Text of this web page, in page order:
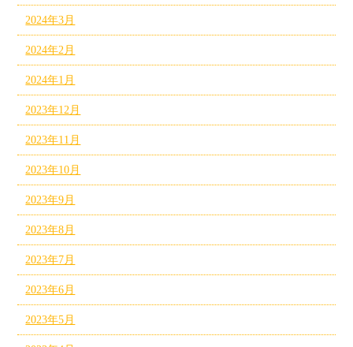
2024年3月
2024年2月
2024年1月
2023年12月
2023年11月
2023年10月
2023年9月
2023年8月
2023年7月
2023年6月
2023年5月